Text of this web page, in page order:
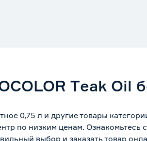
Тeak Oil
0,75 л и другие товары
по низким ценам.
выбор и заказать товар